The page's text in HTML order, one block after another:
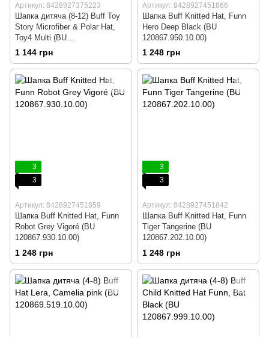
Артикул: 8428927375223
Шапка дитяча (8-12) Buff Toy
Story Microfiber & Polar Hat,
Toy4 Multi (BU
121679.555.10.00)
1 144 грн
Артикул: 8428927451866
Шапка Buff Knitted Hat, Funn
Hero Deep Black (BU
120867.950.10.00)
1 248 грн
3
3
Артикул: 8428927451859
Шапка Buff Knitted Hat, Funn
Robot Grey Vigoré (BU
120867.930.10.00)
1 248 грн
3
3
Артикул: 8428927451842
Шапка Buff Knitted Hat, Funn
Tiger Tangerine (BU
120867.202.10.00)
1 248 грн